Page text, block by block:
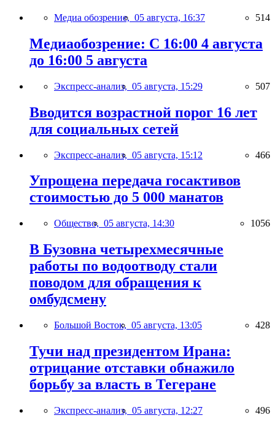
Медиа обозрение, 05 августа, 16:37 514
Медиаобозрение: С 16:00 4 августа
до 16:00 5 августа
Экспресс-анализ, 05 августа, 15:29 507
Вводится возрастной порог 16 лет
для социальных сетей
Экспресс-анализ, 05 августа, 15:12 466
Упрощена передача госактивов
стоимостью до 5 000 манатов
Общество, 05 августа, 14:30 1056
В Бузовна четырехмесячные
работы по водоотводу стали
поводом для обращения к
омбудсмену
Большой Восток, 05 августа, 13:05 428
Тучи над президентом Ирана:
отрицание отставки обнажило
борьбу за власть в Тегеране
Экспресс-анализ, 05 августа, 12:27 496